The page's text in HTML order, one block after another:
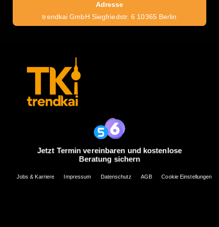
Adresse
trendkai GmbH Siegfriedstr. 6 10365 Berlin
Jetzt Termin vereinbaren und kostenlose
Beratung sichern
Jobs & Karriere Impressum Datenschutz AGB Cookie Einstellungen